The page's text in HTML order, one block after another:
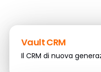
Vault CRM
Il CRM di nuova